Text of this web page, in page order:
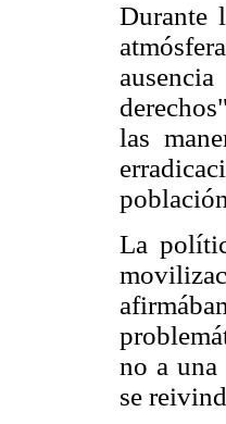
Durante
las
La
no a una
se